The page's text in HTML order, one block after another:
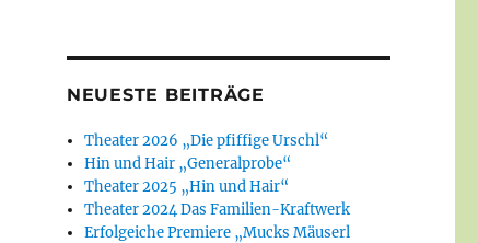
NEUESTE BEITRÄGE
Theater 2026 „Die pfiffige Urschl“
Hin und Hair „Generalprobe“
Theater 2025 „Hin und Hair“
Theater 2024 Das Familien-Kraftwerk
Erfolgeiche Premiere „Mucks Mäuserl